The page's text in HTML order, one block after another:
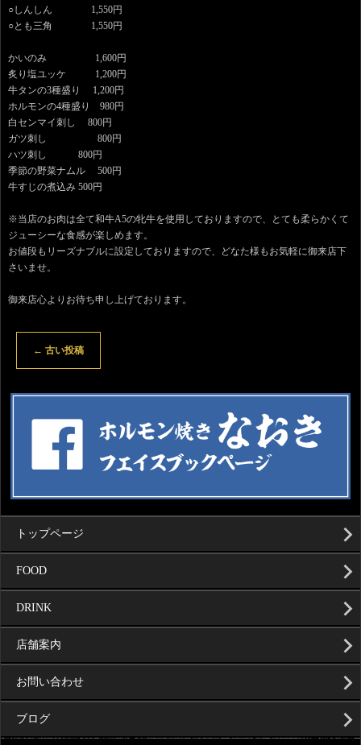
○しんしん 1,550円
○とも三角 1,550円
かいのみ 1,600円
炙り塩ユッケ 1,200円
牛タンの3種盛り 1,200円
ホルモンの4種盛り 980円
白センマイ刺し 800円
ガツ刺し 800円
ハツ刺し 800円
季節の野菜ナムル 500円
牛すじの煮込み 500円
※当店のお肉は全て和牛A5の牝牛を使用しておりますので、とても柔らかくて
ジューシーな食感が楽しめます。
お値段もリーズナブルに設定しておりますので、どなた様もお気軽に御来店下
さいませ。
御来店心よりお待ち申し上げております。
← 古い投稿
トップページ
FOOD
DRINK
店舗案内
お問い合わせ
ブログ